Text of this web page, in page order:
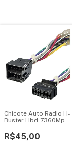
Chicote Auto Radio H-
Buster Hbd-7360Mp
Jvc C/ Iso Original
R$45,00